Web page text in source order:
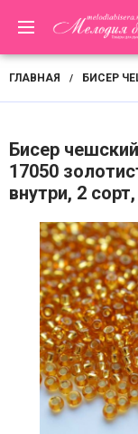
ГЛАВНАЯ / БИСЕР
Бисер
17050
внутри, 2 сорт,